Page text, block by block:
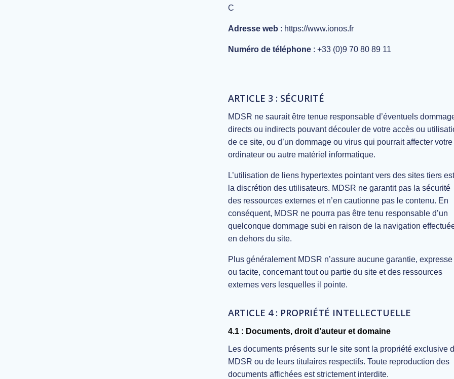
C
Adresse web : https://www.ionos.fr
Numéro de téléphone : +33 (0)9 70 80 89 11
ARTICLE 3 : SÉCURITÉ
MDSR ne saurait être tenue responsable d’éventuels
directs ou indirects pouvant découler de votre accès ou
de ce site, ou d’un dommage ou virus qui pourrait affecter votre
ordinateur ou autre matériel informatique.
L’utilisation de liens hypertextes pointant vers des sites tiers
la discrétion des utilisateurs. MDSR ne garantit pas la sécurité
des ressources externes et n’en cautionne pas le contenu. En
conséquent, MDSR ne pourra pas être tenu responsable d’un
quelconque dommage subi en raison de la navigation
en dehors du site.
Plus généralement MDSR n’assure aucune garantie, expresse
ou tacite, concernant tout ou partie du site et des ressources
externes vers lesquelles il pointe.
ARTICLE 4 : PROPRIÉTÉ INTELLECTUELLE
4.1 : Documents, droit d’auteur et domaine
Les documents présents sur le site sont la propriété exclusive
MDSR ou de leurs titulaires respectifs. Toute reproduction des
documents affichées est strictement interdite.